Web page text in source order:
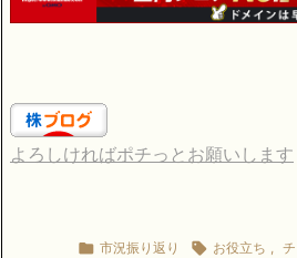
よろしければポチっとお願いします
 市況振り返り  お役立ち ,